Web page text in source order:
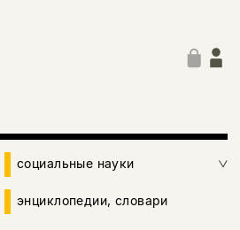
социальные науки
энциклопедии, словари